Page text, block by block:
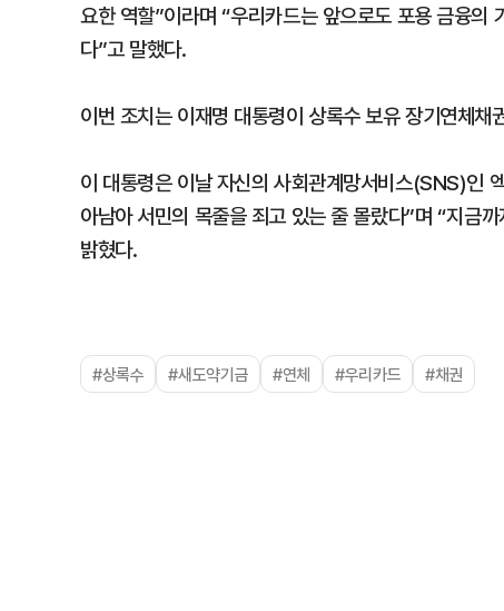
요한 역할”이라며 “우리카드는 앞으로도 포용 금융의
다”고 말했다.
이번 조치는 이재명 대통령이 상록수 보유 장기연체
이 대통령은 이날 자신의 사회관계망서비스(SNS)인
아남아 서민의 목줄을 죄고 있는 줄 몰랐다”며 “지금
밝혔다.
#상록수 #새도약기금 #연체 #우리카드 #채권